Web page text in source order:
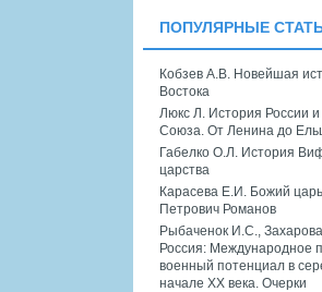
ПОПУЛЯРНЫЕ
Кобзев А.В. Новейшая
Востока
Люкс Л. История России и
Союза. От Ленина до
Габелко О.Л. История
царства
Карасева Е.И. Божий
Петрович Романов
Рыбаченок И.С.,
Россия: Международное
военный потенциал в
начале XX века. Очерки